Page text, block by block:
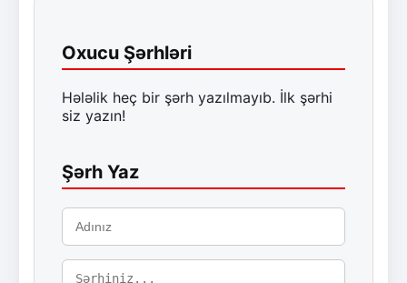
Oxucu Şərhləri
Hələlik heç bir şərh yazılmayıb. İlk şərhi
siz yazın!
Şərh Yaz